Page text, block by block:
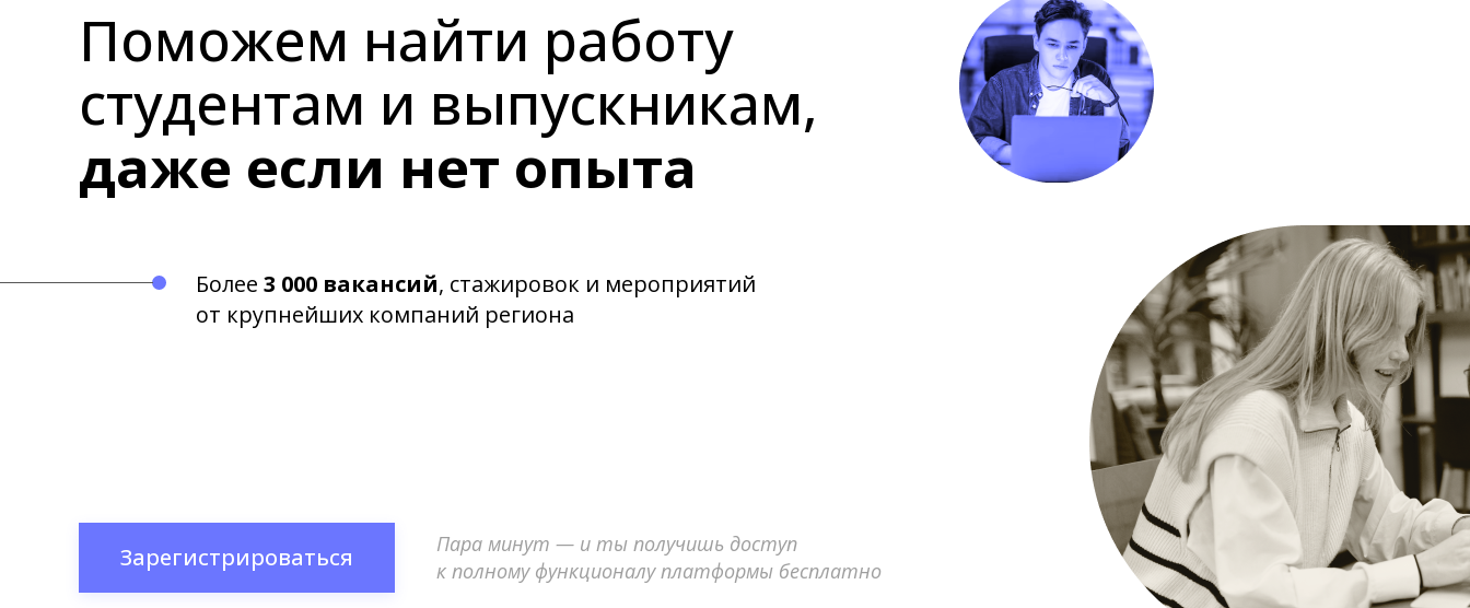
Поможем найти работу
студентам и выпускникам,
даже если нет опыта
Более3 000 вакансий, стажировок и мероприятий
от крупнейших компаний региона
Зарегистрироваться
Пара минут — и ты получишь доступ
к полному функционалу платформы бесплатно